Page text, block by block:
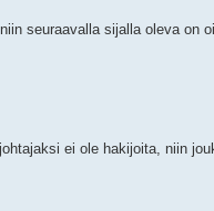
seuraavalla sijalla oleva on
ei ole hakijoita, niin